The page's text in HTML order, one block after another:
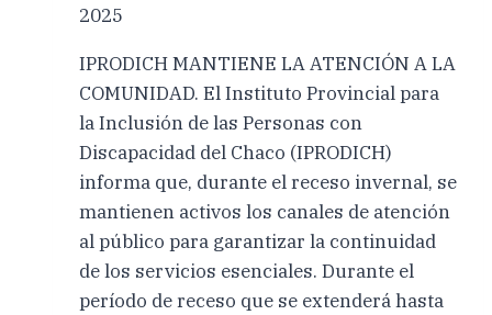
2025
IPRODICH MANTIENE LA ATENCIÓN A LA
COMUNIDAD. El Instituto Provincial para
la Inclusión de las Personas con
Discapacidad del Chaco (IPRODICH)
informa que, durante el receso invernal, se
mantienen activos los canales de atención
al público para garantizar la continuidad
de los servicios esenciales. Durante el
período de receso que se extenderá hasta